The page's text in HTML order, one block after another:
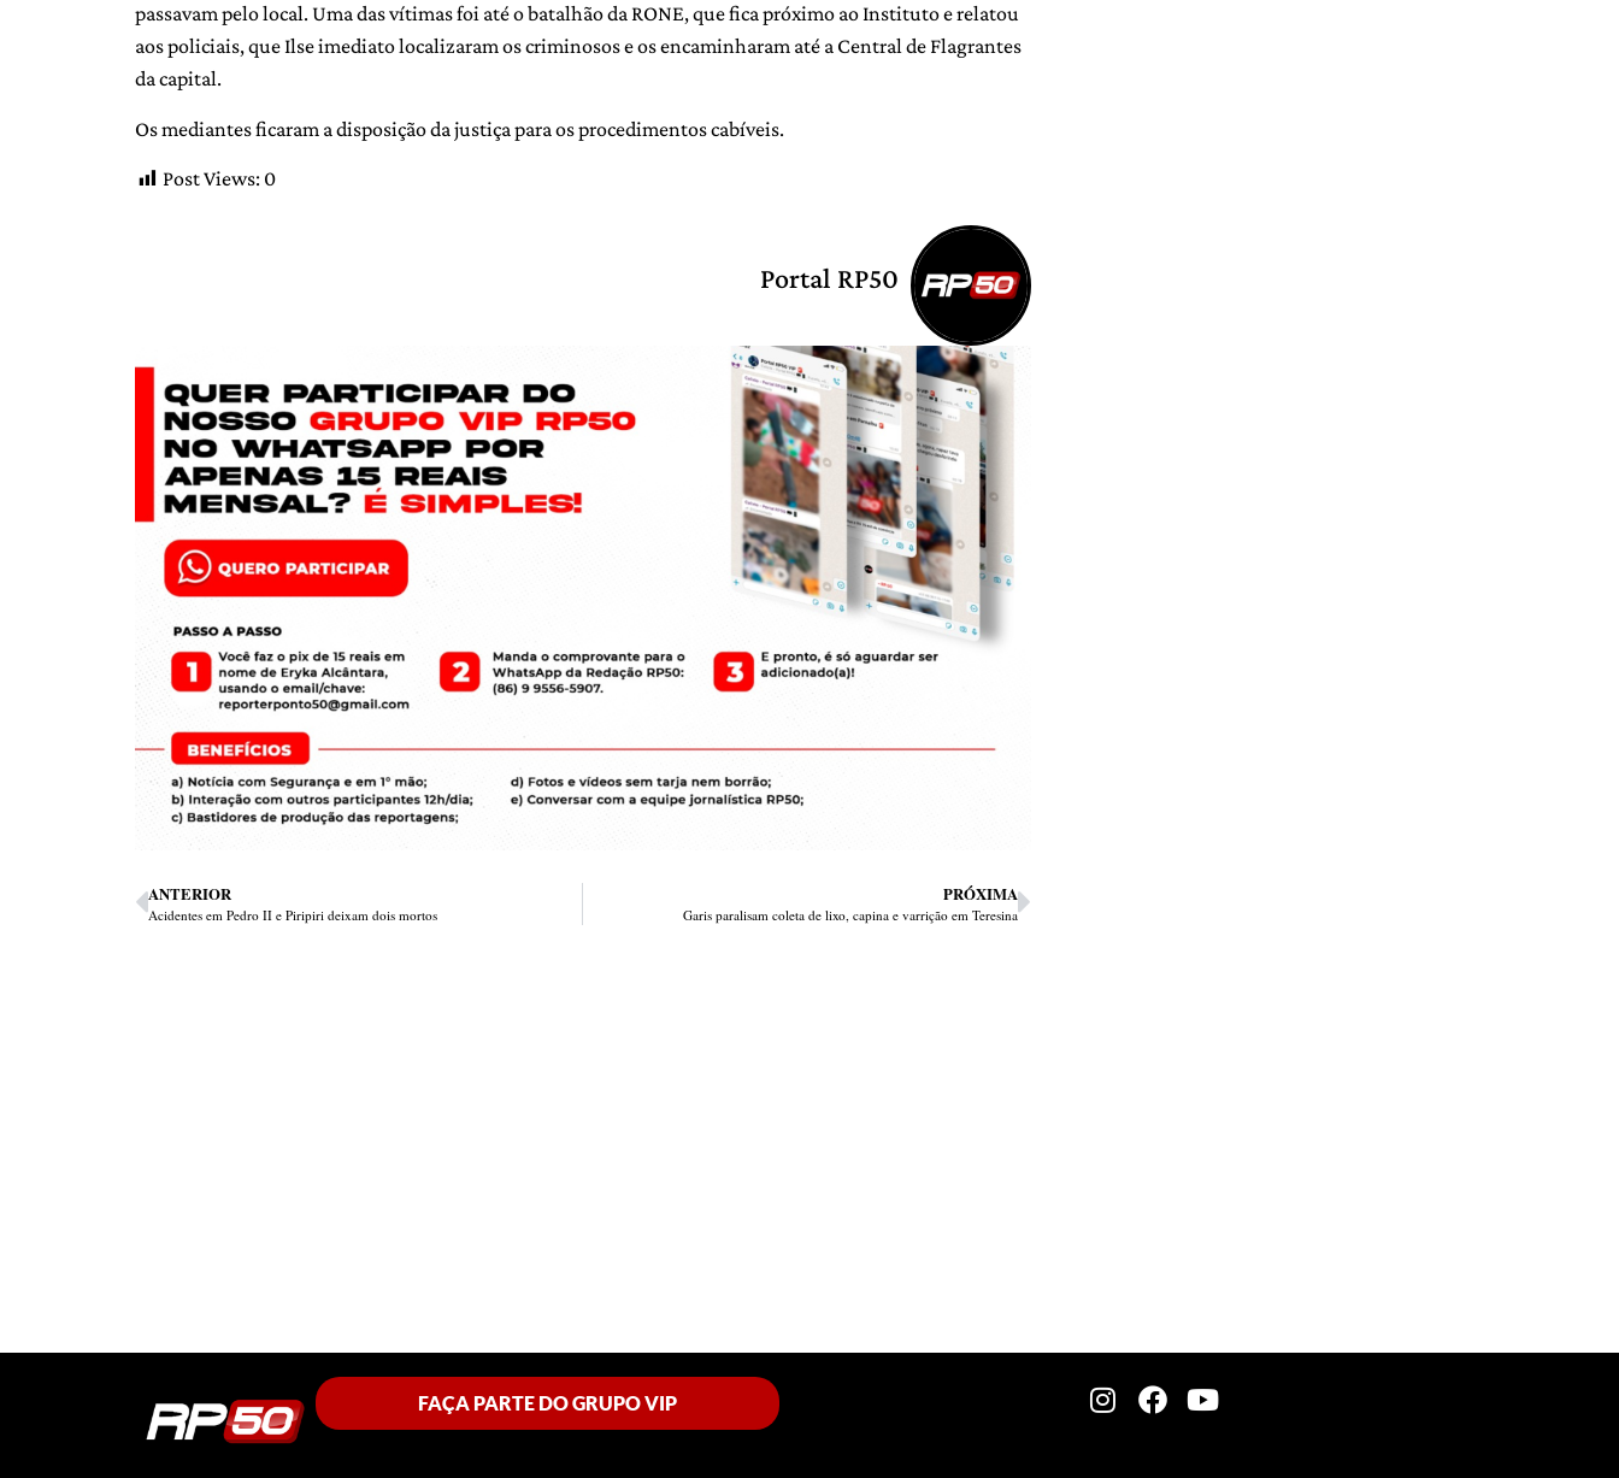
passavam pelo local. Uma das vítimas foi até o batalhão da RONE, que fica próximo ao Instituto e relatou
aos policiais, que Ilse imediato localizaram os criminosos e os encaminharam até a Central de Flagrantes
da capital.
Os mediantes ficaram a disposição da justiça para os procedimentos cabíveis.
Post Views: 0
Portal RP50
ANTERIOR
Acidentes em Pedro II e Piripiri deixam dois mortos
PRÓXIMA
Garis paralisam coleta de lixo, capina e varrição em Teresina
FAÇA PARTE DO GRUPO VIP